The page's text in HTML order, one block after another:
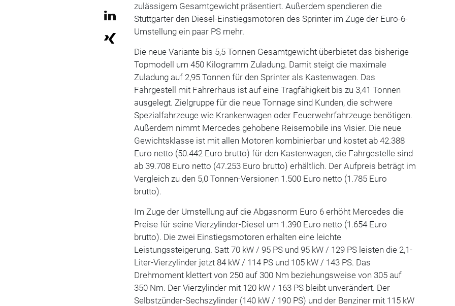
zulässigem Gesamtgewicht präsentiert. Außerdem spendieren die
Stuttgarter den Diesel-Einstiegsmotoren des Sprinter im Zuge der Euro-6-
Umstellung ein paar PS mehr.
Die neue Variante bis 5,5 Tonnen Gesamtgewicht überbietet das bisherige
Topmodell um 450 Kilogramm Zuladung. Damit steigt die maximale
Zuladung auf 2,95 Tonnen für den Sprinter als Kastenwagen. Das
Fahrgestell mit Fahrerhaus ist auf eine Tragfähigkeit bis zu 3,41 Tonnen
ausgelegt. Zielgruppe für die neue Tonnage sind Kunden, die schwere
Spezialfahrzeuge wie Krankenwagen oder Feuerwehrfahrzeuge benötigen.
Außerdem nimmt Mercedes gehobene Reisemobile ins Visier. Die neue
Gewichtsklasse ist mit allen Motoren kombinierbar und kostet ab 42.388
Euro netto (50.442 Euro brutto) für den Kastenwagen, die Fahrgestelle sind
ab 39.708 Euro netto (47.253 Euro brutto) erhältlich. Der Aufpreis beträgt im
Vergleich zu den 5,0 Tonnen-Versionen 1.500 Euro netto (1.785 Euro
brutto).
Im Zuge der Umstellung auf die Abgasnorm Euro 6 erhöht Mercedes die
Preise für seine Vierzylinder-Diesel um 1.390 Euro netto (1.654 Euro
brutto). Die zwei Einstiegsmotoren erhalten eine leichte
Leistungssteigerung. Satt 70 kW / 95 PS und 95 kW / 129 PS leisten die 2,1-
Liter-Vierzylinder jetzt 84 kW / 114 PS und 105 kW / 143 PS. Das
Drehmoment klettert von 250 auf 300 Nm beziehungsweise von 305 auf
350 Nm. Der Vierzylinder mit 120 kW / 163 PS bleibt unverändert. Der
Selbstzünder-Sechszylinder (140 kW / 190 PS) und der Benziner mit 115 kW